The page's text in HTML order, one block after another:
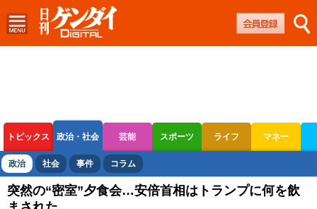
トピックス 政治・社会 芸能 スポーツ ライフ マネー
ボートレース 競輪 オートレース
政治 社会 事件 コラム
突然の“密室”夕食会…安倍首相はトランプに何を飲